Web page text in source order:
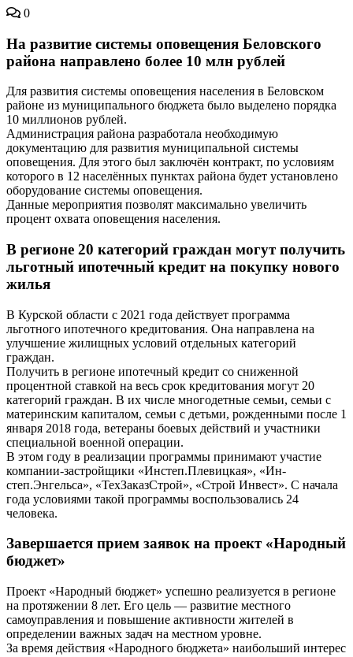
0
На развитие системы оповещения Беловского
района направлено более 10 млн рублей
Для развития системы оповещения населения в Беловском
районе из муниципального бюджета было выделено порядка
10 миллионов рублей.
Администрация района разработала необходимую
документацию для развития муниципальной системы
оповещения. Для этого был заключён контракт, по условиям
которого в 12 населённых пунктах района будет установлено
оборудование системы оповещения.
Данные мероприятия позволят максимально увеличить
процент охвата оповещения населения.
В регионе 20 категорий граждан могут получить
льготный ипотечный кредит на покупку нового
жилья
В Курской области с 2021 года действует программа
льготного ипотечного кредитования. Она направлена на
улучшение жилищных условий отдельных категорий
граждан.
Получить в регионе ипотечный кредит со сниженной
процентной ставкой на весь срок кредитования могут 20
категорий граждан. В их числе многодетные семьи, семьи с
материнским капиталом, семьи с детьми, рожденными после 1
января 2018 года, ветераны боевых действий и участники
специальной военной операции.
В этом году в реализации программы принимают участие
компании-застройщики «Инстеп.Плевицкая», «Ин-
степ.Энгельса», «ТехЗаказСтрой», «Строй Инвест». С начала
года условиями такой программы воспользовались 24
человека.
Завершается прием заявок на проект «Народный
бюджет»
Проект «Народный бюджет» успешно реализуется в регионе
на протяжении 8 лет. Его цель — развитие местного
самоуправления и повышение активности жителей в
определении важных задач на местном уровне.
За время действия «Народного бюджета» наибольший интерес